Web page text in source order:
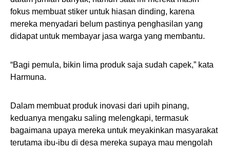
fokus membuat stiker untuk hiasan dinding, karena
mereka menyadari belum pastinya penghasilan yang
didapat untuk membayar jasa warga yang membantu.
“Bagi pemula, bikin lima produk saja sudah capek,” kata
Harmuna.
Dalam membuat produk inovasi dari upih pinang,
keduanya mengaku saling melengkapi, termasuk
bagaimana upaya mereka untuk meyakinkan masyarakat
terutama ibu-ibu di desa mereka supaya mau mengolah